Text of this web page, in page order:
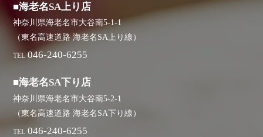
■海老名SA上り店
神奈川県海老名市大谷南5-1-1
（東名高速道路 海老名SA上り線）
TEL 046-240-6255
■海老名SA下り店
神奈川県海老名市大谷南5-2-1
（東名高速道路 海老名SA下り線）
TEL 046-240-6255